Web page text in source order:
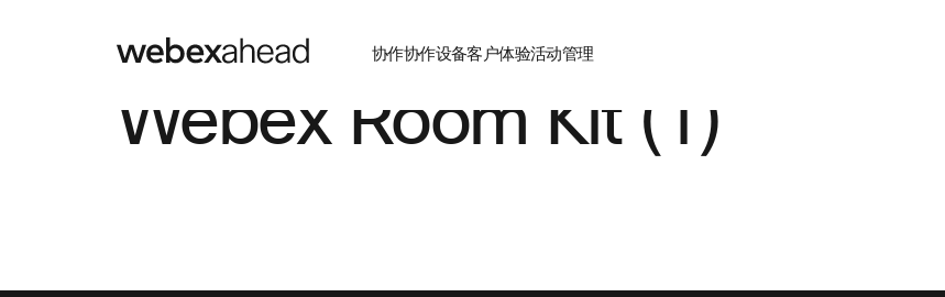
协作协作设备客户体验活动管理
Webex Room Kit (1)